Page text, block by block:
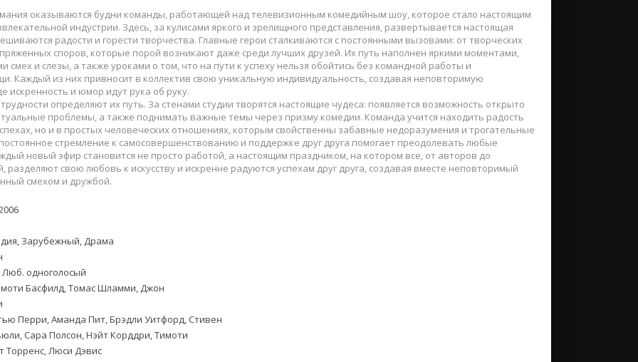
Комедии
Боевики
Приключения
Детективы
Драмы
Исторические
Криминальные
Мелодрамы
Триллеры
Фантастика
Военные
Семейные
Спортивные
Вестерны
Фэнтези
Netflix
HBO
Marvel
оказываются будни команды, работающей над телевизионным комедийным шоу, которое стало настоящим
индустрии. Здесь, за кулисами яркого и зрелищного представления, развертывается настоящая
радости и горести творчества. Главные герои сталкиваются с постоянными вызовами: от творческих
споров, которые порой возникают даже среди лучших друзей. Их путь наполнен яркими моментами,
и слезы, а также уроками о том, что на пути к успеху нельзя обойтись без командной работы и
Каждый из них привносит в коллектив свою уникальную индивидуальность, создавая неповторимую
искренность и юмор идут рука об руку.
определяют их путь. За стенами студии творятся настоящие чудеса: появляется возможность открыто
проблемы, а также поднимать важные темы через призму комедии. Команда учится находить радость
но и в простых человеческих отношениях, которым свойственны забавные недоразумения и трогательные
стремление к самосовершенствованию и поддержке друг друга помогает преодолевать любые
новый эфир становится не просто работой, а настоящим праздником, на котором все, от авторов до
разделяют свою любовь к искусству и искренне радуются успехам друг друга, создавая вместе неповторимый
смехом и дружбой.
Зарубежный, Драма
Люб. одноголосый
Басфилд, Томас Шламми, Джон
Перри, Аманда Пит, Брэдли Уитфорд, Стивен
Сара Полсон, Нэйт Корддри, Тимоти
Торренс, Люси Дэвис